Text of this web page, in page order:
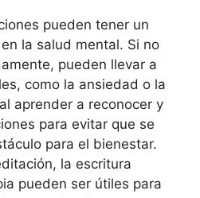
pueden tener un
la salud mental. Si no
pueden llevar a
como la ansiedad o la
aprender a reconocer y
para evitar que se
para el bienestar.
la escritura
pueden ser útiles para